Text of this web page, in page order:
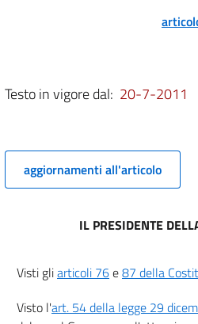
Allegato I
Allegato I
Allegato II
Allegato III
Allegato IV
Testo in vigore dal: 20-7-2011
aggiornamenti all'articolo
IL PRESIDENTE
Visti gliarticoli 76e87 della
Visto l'art. 54 della legge 29